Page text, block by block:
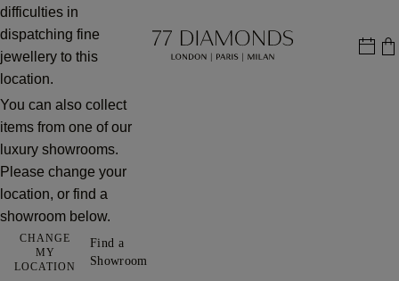
difficulties in
dispatching fine
jewellery to this
location.
You can also collect
items from one of our
luxury showrooms.
Please change your
location, or find a
showroom below.
CHANGE
MY
LOCATION
Find a
Showroom